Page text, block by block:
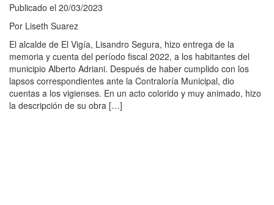
Publicado el 20/03/2023
Por Liseth Suarez
El alcalde de El Vigía, Lisandro Segura, hizo entrega de la
memoria y cuenta del período fiscal 2022, a los habitantes del
municipio Alberto Adriani. Después de haber cumplido con los
lapsos correspondientes ante la Contraloría Municipal, dio
cuentas a los vigienses. En un acto colorido y muy animado, hizo
la descripción de su obra […]